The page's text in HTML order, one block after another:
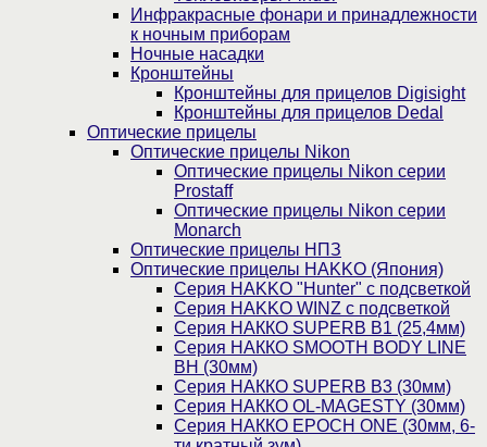
Инфракрасные фонари и принадлежности
к ночным приборам
Ночные насадки
Кронштейны
Кронштейны для прицелов Digisight
Кронштейны для прицелов Dedal
Оптические прицелы
Оптические прицелы Nikon
Оптические прицелы Nikon серии
Prostaff
Оптические прицелы Nikon серии
Monarch
Оптические прицелы НПЗ
Оптические прицелы HAKKO (Япония)
Cерия HAKKO "Hunter" с подсветкой
Серия НAKKO WINZ с подсветкой
Серия НАККО SUPERB B1 (25,4мм)
Серия НАККО SMOOTH BODY LINE
BH (30мм)
Серия НАККО SUPERB B3 (30мм)
Серия НАККО OL-MAGESTY (30мм)
Серия НАККО EPOCH ONE (30мм, 6-